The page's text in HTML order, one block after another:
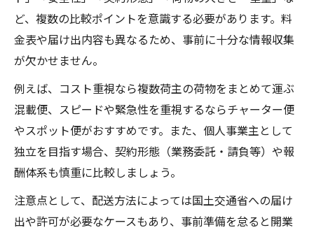
説
軽貨物の収益性と開業リスクの見極め方と
は
国土交通省基準から考える軽貨物の安全性
国土交通省基準に基づく軽貨物の安全対策
軽貨物の許可や届出で守るべきポイントと
は
軽貨物業界の安全性を制度面から徹底解説
軽貨物ドライバーの合法性と信頼性の実情
軽貨物で安心して働くための法的チェック
ど、複数の比較ポイントを意識する必要があります。料
金表や届け出内容も異なるため、事前に十分な情報収集
が欠かせません。
例えば、コスト重視なら複数荷主の荷物をまとめて運ぶ
混載便、スピードや緊急性を重視するならチャーター便
やスポット便がおすすめです。また、個人事業主として
独立を目指す場合、契約形態（業務委託・請負等）や報
酬体系も慎重に比較しましょう。
注意点として、配送方法によっては国土交通省への届け
出や許可が必要なケースもあり、事前準備を怠ると開業